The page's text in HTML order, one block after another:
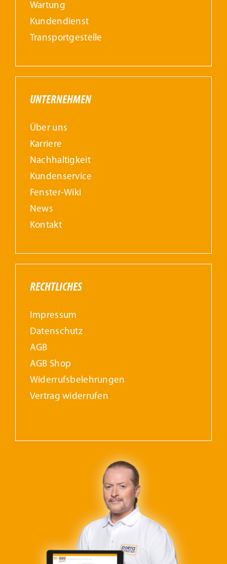
Wartung
Kundendienst
Transportgestelle
UNTERNEHMEN
Über uns
Karriere
Nachhaltigkeit
Kundenservice
Fenster-Wiki
News
Kontakt
RECHTLICHES
Impressum
Datenschutz
AGB
AGB Shop
Widerrufs­belehrungen
Vertrag widerrufen